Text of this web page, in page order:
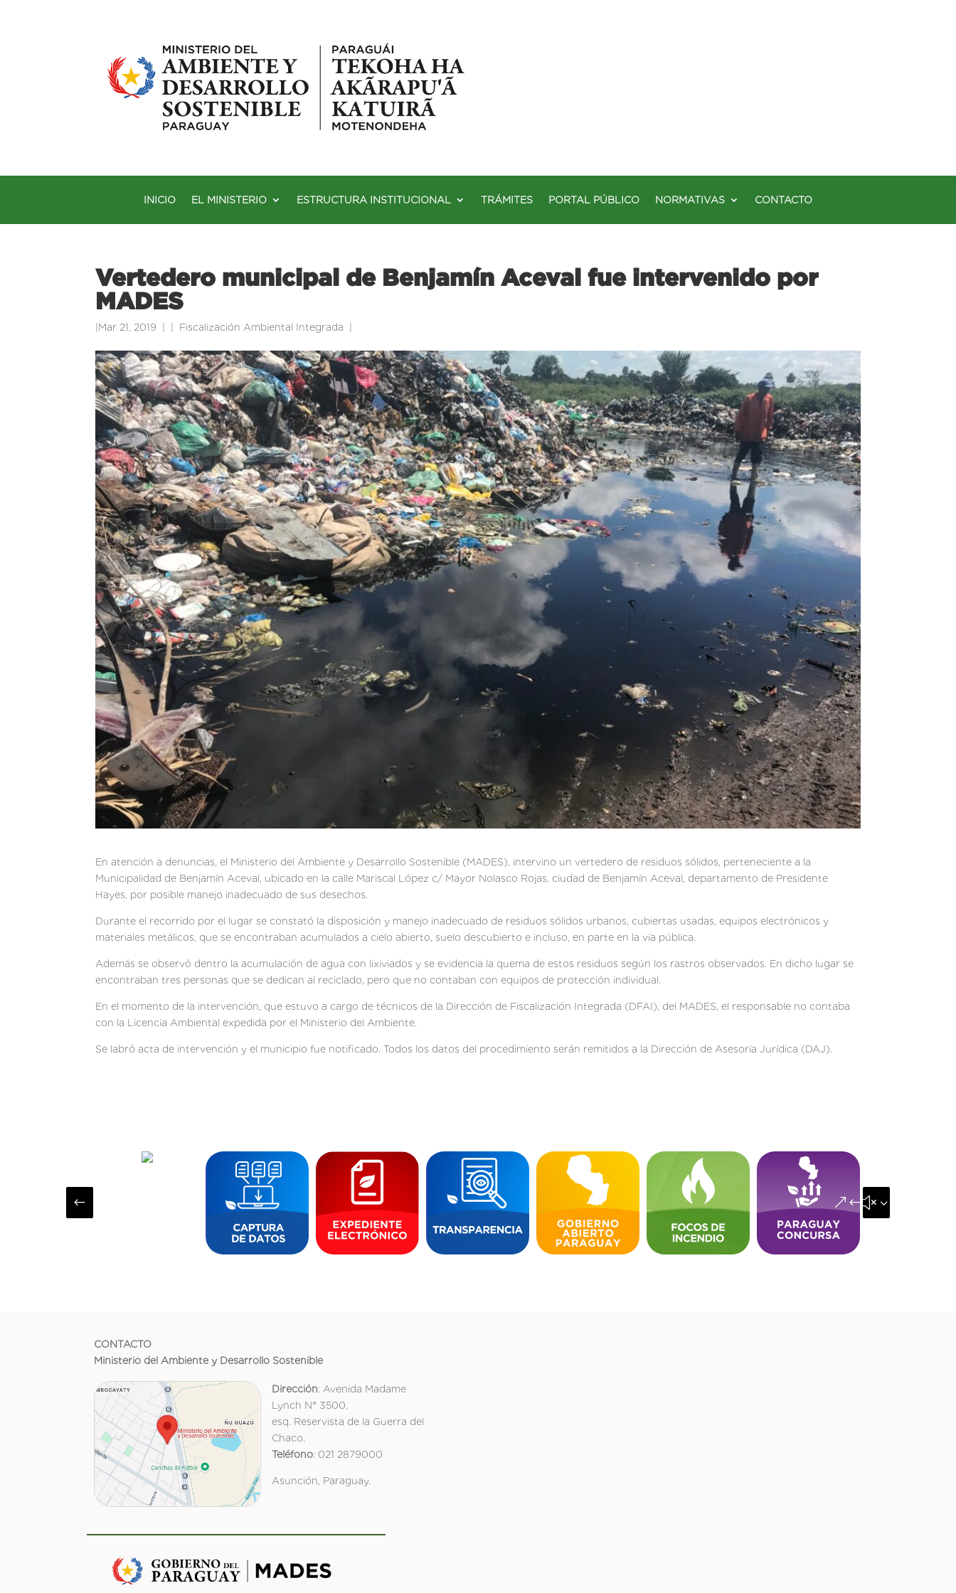
INICIO EL MINISTERIO ESTRUCTURA INSTITUCIONAL TRÁMITES PORTAL PÚBLICO NORMATIVAS CONTACTO
Vertedero municipal de Benjamín Aceval fue intervenido por
MADES
Mar 21, 2019 Fiscalización Ambiental Integrada
En atención a denuncias, el Ministerio del Ambiente y Desarrollo Sostenible (MADES), intervino un vertedero de residuos sólidos, perteneciente a la
Municipalidad de Benjamín Aceval, ubicado en la calle Mariscal López c/ Mayor Nolasco Rojas, ciudad de Benjamín Aceval, departamento de Presidente
Hayes, por posible manejo inadecuado de sus desechos.
Durante el recorrido por el lugar se constató la disposición y manejo inadecuado de residuos sólidos urbanos, cubiertas usadas, equipos electrónicos y
materiales metálicos, que se encontraban acumulados a cielo abierto, suelo descubierto e incluso, en parte en la vía pública.
Además se observó dentro la acumulación de agua con lixiviados y se evidencia la quema de estos residuos según los rastros observados. En dicho lugar se
encontraban tres personas que se dedican al reciclado, pero que no contaban con equipos de protección individual.
En el momento de la intervención, que estuvo a cargo de técnicos de la Dirección de Fiscalización Integrada (DFAI), del MADES, el responsable no contaba
con la Licencia Ambiental expedida por el Ministerio del Ambiente.
Se labró acta de intervención y el municipio fue notificado. Todos los datos del procedimiento serán remitidos a la Dirección de Asesoría Jurídica (DAJ).
# &#x35;
CONTACTO
Ministerio del Ambiente y Desarrollo Sostenible
Dirección: Avenida Madame
Lynch N° 3500.
esq. Reservista de la Guerra del
Chaco.
Teléfono: 021 2879000
Asunción, Paraguay.